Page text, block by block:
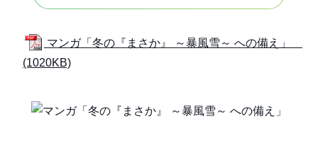
マンガ「冬の『まさか』 ～暴風雪～ への備え」
(1020KB)